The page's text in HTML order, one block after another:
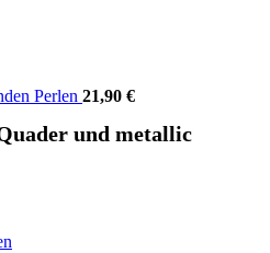
Perlen 21,90 €
und metallic